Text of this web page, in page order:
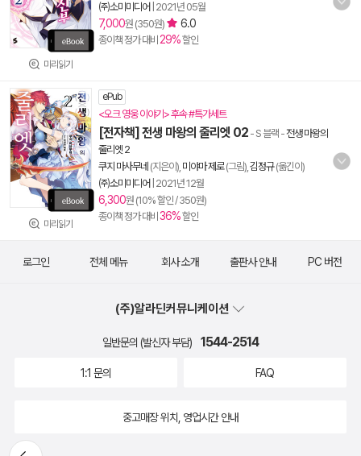
미리읽기
㈜소미미디어 2021년 05월
7,000원 (350원) 6.0
종이책 정가 대비 29%할인
미리읽기
ePub
<오크 영웅 이야기> 후속 #특가세트
[전자책] 전생 마왕의 줄리엣 02 - S 블랙 -전생 마왕의
줄리엣 2
쿠지 마사무네 (지은이), 미야마 제로(그림), 김정규(옮긴이)
㈜소미미디어 2021년 12월
6,300원 (10% 할인 / 350원)
종이책 정가 대비 36%할인
뒤로가
로그인 전체 메뉴 회사 소개 출판사 안내 PC 버전
(주)알라딘커뮤니케이션
일반문의 (발신자 부담) 1544-2514
1:1 문의 FAQ
중고매장 위치, 영업시간 안내